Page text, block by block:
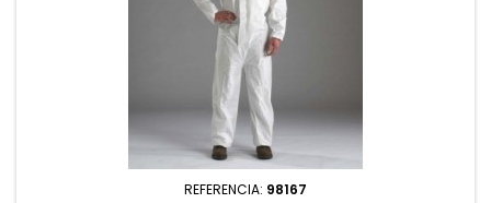
REFERENCIA: 98167